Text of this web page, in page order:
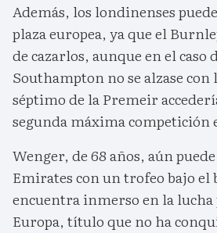
Además, los londinenses
plaza europea, ya que el
de cazarlos, aunque en el caso
Southampton no se alzase con
séptimo de la Premeir
segunda máxima competición
Wenger, de 68 años, aún
Emirates con un trofeo bajo el
encuentra inmerso en la lucha
Europa, título que no ha